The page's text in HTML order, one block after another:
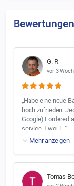
G. R.
vor 3
„Habe eine neue
hoch zufrieden.
Google) I ordered
service. I woul…"
Mehr anzeigen
Tomas